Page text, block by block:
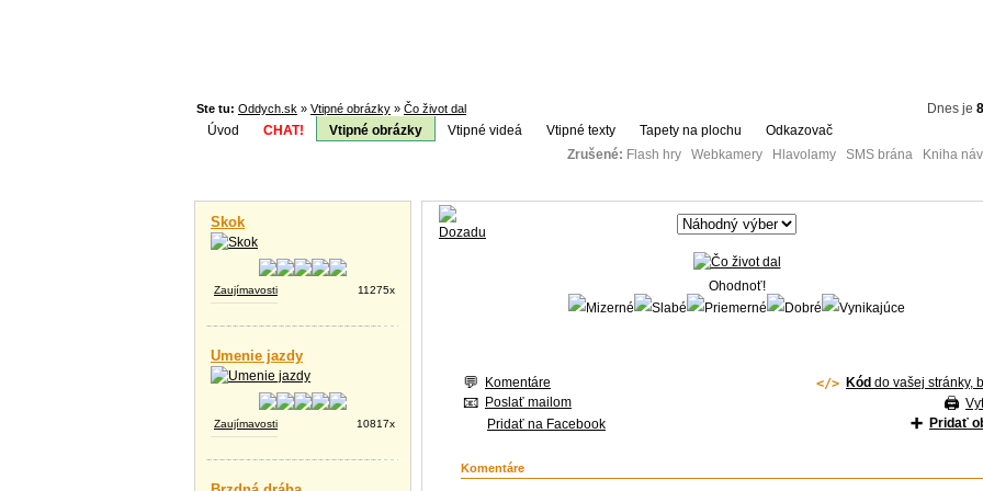
Ste tu: Oddych.sk » Vtipné obrázky » Čo život dal Dnes je
Úvod
CHAT! Vtipné obrázky Vtipné videá Vtipné texty Tapety na plochu
Odkazovač
Zrušené: Flash hry Webkamery Hlavolamy SMS brána Kniha
Skok
Zaujímavosti 11275x
Umenie jazdy
Zaujímavosti 10817x
Ohodnoť!
Komentáre
Poslať mailom
Pridať na Facebook
Kód do vašej stránky,
Pridať
Komentáre